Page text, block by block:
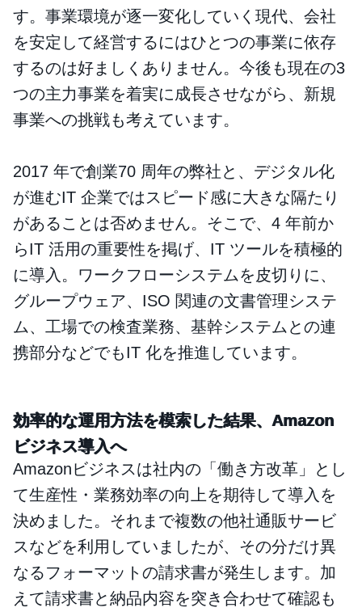
す。事業環境が逐一変化していく現代、会社
を安定して経営するにはひとつの事業に依存
するのは好ましくありません。今後も現在の3
つの主力事業を着実に成長させながら、新規
事業への挑戦も考えています。
2017 年で創業70 周年の弊社と、デジタル化
が進むIT 企業ではスピード感に大きな隔たり
があることは否めません。そこで、4 年前か
らIT 活用の重要性を掲げ、IT ツールを積極的
に導入。ワークフローシステムを皮切りに、
グループウェア、ISO 関連の文書管理システ
ム、工場での検査業務、基幹システムとの連
携部分などでもIT 化を推進しています。
効率的な運用方法を模索した結果、Amazon
ビジネス導入へ
Amazonビジネスは社内の「働き方改革」とし
て生産性・業務効率の向上を期待して導入を
決めました。それまで複数の他社通販サービ
スなどを利用していましたが、その分だけ異
なるフォーマットの請求書が発生します。加
えて請求書と納品内容を突き合わせて確認も